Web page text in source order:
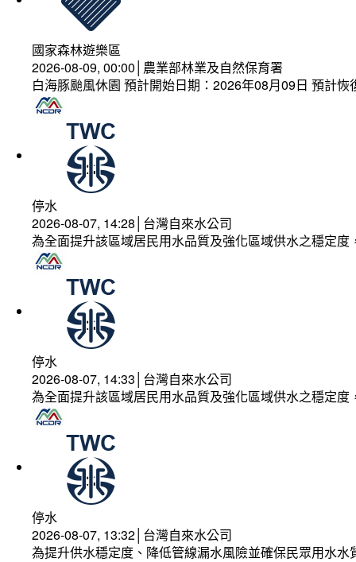
國家森林遊樂區
2026-08-09, 00:00│農業部林業及自然保育署
白海豚颱風休園 預計開始日期：2026年08月09日 預計
停水
2026-08-07, 14:28│台灣自來水公司
為全面提升該區域居民用水品質及強化區域供水之穩定
停水
2026-08-07, 14:33│台灣自來水公司
為全面提升該區域居民用水品質及強化區域供水之穩定
停水
2026-08-07, 13:32│台灣自來水公司
為提升供水穩定度、降低管線漏水風險並確保民眾用水